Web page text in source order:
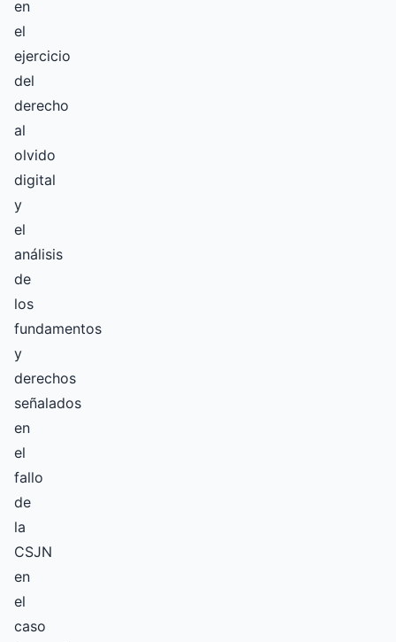
en
el
ejercicio
del
derecho
al
olvido
digital
y
el
análisis
de
los
fundamentos
y
derechos
señalados
en
el
fallo
de
la
CSJN
en
el
caso